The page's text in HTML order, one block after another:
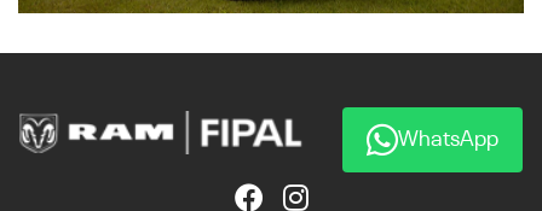
WhatsApp